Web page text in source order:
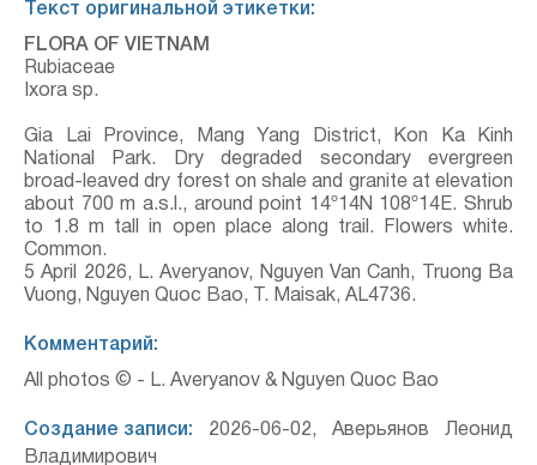
Текст оригинальной этикетки:
FLORA OF VIETNAM
Rubiaceae
Ixora sp.
Gia Lai Province, Mang Yang District, Kon Ka Kinh
National Park. Dry degraded secondary evergreen
broad-leaved dry forest on shale and granite at elevation
about 700 m a.s.l., around point 14º14N 108º14E. Shrub
to 1.8 m tall in open place along trail. Flowers white.
Common.
5 April 2026, L. Averyanov, Nguyen Van Canh, Truong Ba
Vuong, Nguyen Quoc Bao, T. Maisak, АL4736.
Комментарий:
All photos © - L. Averyanov & Nguyen Quoc Bao
Создание записи: 2026-06-02, Аверьянов Леонид
Владимирович